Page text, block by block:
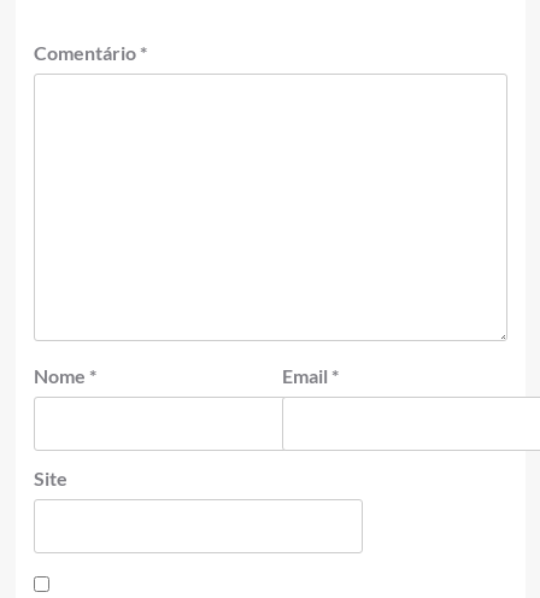
Comentário *
Nome * Email *
Site